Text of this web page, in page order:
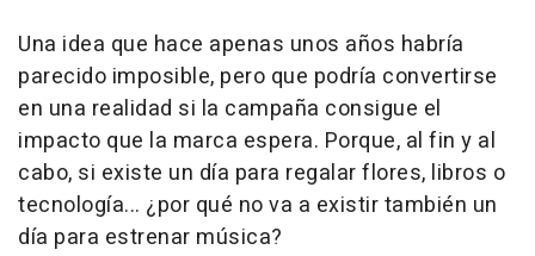
Una idea que hace apenas unos años habría
parecido imposible, pero que podría convertirse
en una realidad si la campaña consigue el
impacto que la marca espera. Porque, al fin y al
cabo, si existe un día para regalar flores, libros o
tecnología... ¿por qué no va a existir también un
día para estrenar música?